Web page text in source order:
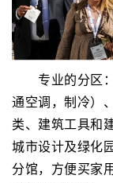
专业的分区：
通空调，制冷）
类、建筑工具和
城市设计及绿化
分馆，方便买家